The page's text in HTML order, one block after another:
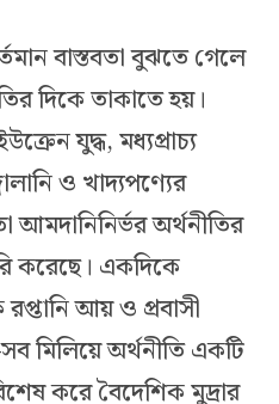
বাস্তবতা বুঝতে গেলে
দিকে তাকাতে হয়।
যুদ্ধ, মধ্যপ্রাচ্য
ও খাদ্যপণ্যের
আমদানিনির্ভর অর্থনীতির
করেছে। একদিকে
আয় ও প্রবাসী
মিলিয়ে অর্থনীতি একটি
করে বৈদেশিক মুদ্রার